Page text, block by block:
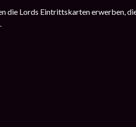
die Lords Eintrittskarten erwerben,